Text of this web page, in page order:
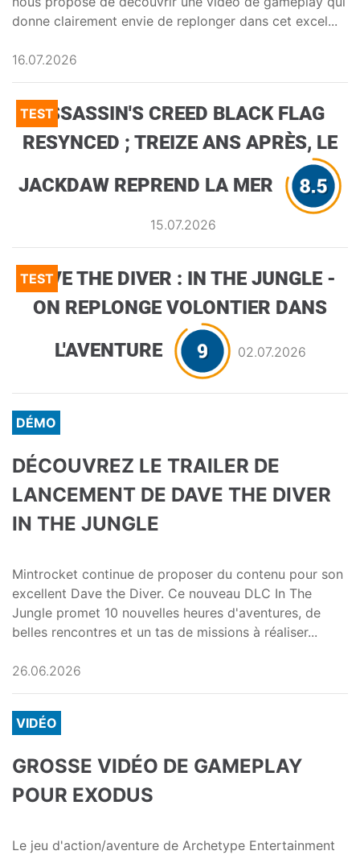
donne clairement envie de replonger dans cet excel...
16.07.2026
TESTASSASSIN'S CREED BLACK FLAG
RESYNCED ; TREIZE ANS APRÈS, LE
JACKDAW REPREND LA MER
15.07.2026
TEST
DAVE THE DIVER : IN THE JUNGLE -
ON REPLONGE VOLONTIER DANS
L'AVENTURE
02.07.2026
DÉMO
DÉCOUVREZ LE TRAILER DE
LANCEMENT DE DAVE THE DIVER
IN THE JUNGLE
Mintrocket continue de proposer du contenu pour son
excellent Dave the Diver. Ce nouveau DLC In The
Jungle promet 10 nouvelles heures d'aventures, de
belles rencontres et un tas de missions à réaliser...
26.06.2026
VIDÉO
GROSSE VIDÉO DE GAMEPLAY
POUR EXODUS
Le jeu d'action/aventure de Archetype Entertainment